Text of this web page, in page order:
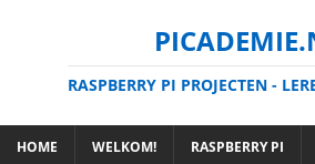
RASPBERRY PI PROJECTEN -
HOME WELKOM! RASPBERRY PI